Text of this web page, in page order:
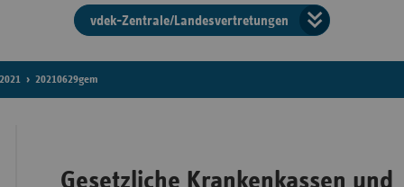
vdek-Zentrale/Landesvertretungen
der
2021 20210629gem
Gesetzliche Krankenkassen und